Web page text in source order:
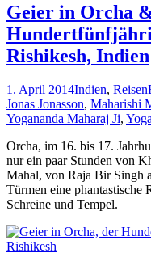
Geier in Orcha
Rishikesh, Indien
1. April 2014Indien, Reisen
Jonas Jonasson, Maharishi
Yogananda Maharaj Ji,
Orcha, im 16. bis 17.
nur ein paar Stunden von
Mahal, von Raja Bir Singh
Türmen eine phantastische
Schreine und Tempel.